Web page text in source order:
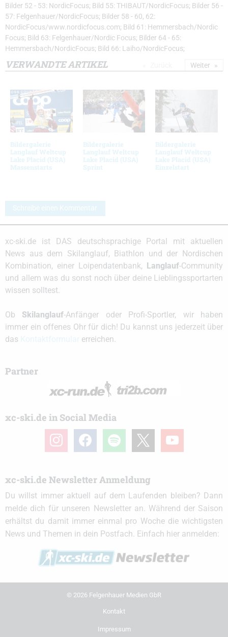
Bilder 52 - 53: NordicFocus; Bild 55: THIBAUT/NordicFocus; Bilder 56 -
57: Felgenhauer/NordicFocus; Bilder 58 - 60, 62:
NordicFocus/www.nordicfocus.com; Bild 61: Hemmersbach/Nordic
Focus; Bild 63: Felgenhauer/Nordic Focus; Bilder 64 - 65:
Hemmersbach/NordicFocus; Bild 66: Laiho/NordicFocus;
VERWANDTE ARTIKEL
Bildergalerie
Langlauf Weltcup
Lake Placid (USA)
Massenstarts
Bildergalerie
Langlauf Weltcup
Lake Placid (USA)
Sprint
Bildergalerie
Langlauf Weltcup
Lake Placid (USA)
Einzelstart
Weiter
Schreibe einen Kommentar
xc-ski.de ist DAS deutschsprachige Portal mit aktuellen
News aus dem Skilanglauf, Biathlon und der Nordischen
Kombination, einer Loipendatenbank, Langlauf-Community
und allem was du sonst noch über deine Lieblingssportarten
wissen solltest.
Ob Skilanglauf-Anfänger oder Profi-Sportler, wir haben
immer ein offenes Ohr für dich! Du kannst uns jederzeit über
das
erreichen.
Partner
xc-ski.de in Social Media
instagramfacebook spotify youtube
xc-ski.de Newsletter Anmeldung
Du willst immer aktuell auf dem Laufenden bleiben? Dann
melde dich für unseren Newsletter an. Während der Saison
erhältst du damit immer einmal pro Woche die wichtigsten
News und Themen in dein Postfach. Einfach hier anmelden:
© 2026 Felgenhauer Medien GbR
Kontakt
Impressum